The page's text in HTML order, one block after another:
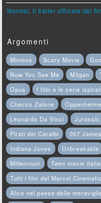
Normal, il trailer ufficiale del
Argomenti
Minions Scary Movie
Now You See Me
M3gan
Opus
I film e le serie
Checco Zalone
Leonardo Da Vinci
Pirati dei Caraibi
007
Indiana Jones
Unbreakable
Millennium
Teen movie
Tutti i film del Marvel
Alice nel paese delle